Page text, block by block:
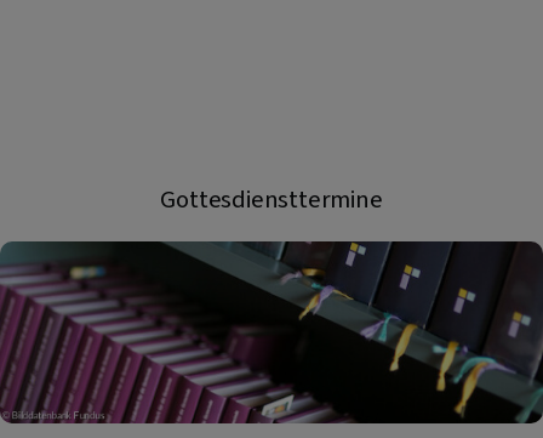
Gottesdiensttermine